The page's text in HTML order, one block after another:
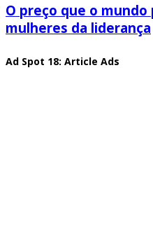
O preço que o mundo
mulheres da liderança
Ad Spot 18: Article Ads